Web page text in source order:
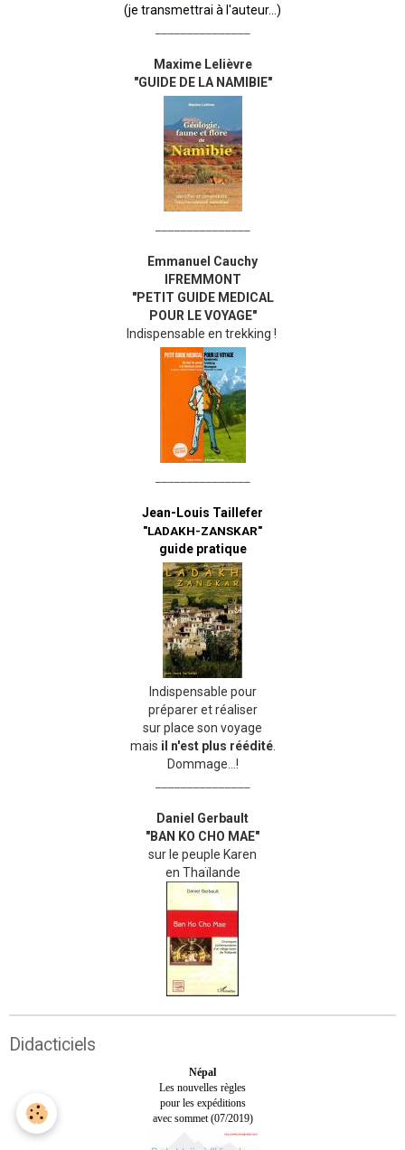
(je transmettrai à l'auteur...)
Maxime Lelièvre
"GUIDE DE LA NAMIBIE"
Emmanuel Cauchy
IFREMMONT
"PETIT GUIDE MEDICAL
POUR LE VOYAGE"
Indispensable en trekking !
Jean-Louis Taillefer
"LADAKH-ZANSKAR"
guide pratique
Indispensable pour
préparer et réaliser
sur place son voyage
mais il n'est plus réédité.
Dommage...!
Daniel Gerbault
"BAN KO CHO MAE"
sur le peuple Karen
en Thaïlande
Didacticiels
Népal
Les nouvelles règles
pour les expéditions
avec sommet (07/2019)